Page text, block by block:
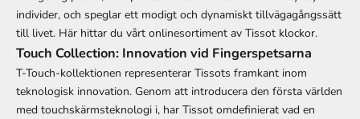
individer, och speglar ett modigt och dynamiskt tillvägagångssätt
till livet. Här hittar du vårt onlinesortiment av Tissot klockor.
Touch Collection: Innovation vid Fingerspetsarna
T-Touch-kollektionen representerar Tissots framkant inom
teknologisk innovation. Genom att introducera den första världen
med touchskärmsteknologi i, har Tissot omdefinierat vad en